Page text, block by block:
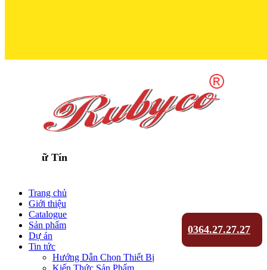
0364.27.27.27
Trang chủ
Giới thiệu
Catalogue
Sản phẩm
Dự án
Tin tức
Hướng Dẫn Chọn Thiết Bị
Kiến Thức Sản Phẩm